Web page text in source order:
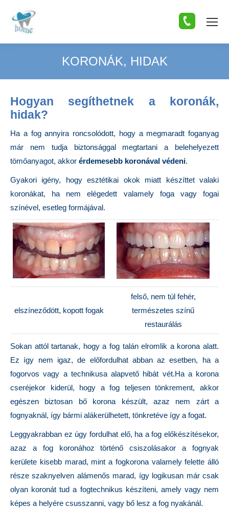
KORONÁK, HIDAK
Hogyan segíthetnek a koronák,
hidak?
Ha a fog annyira roncsolódott, hogy a megmaradt foganyag
már nem tudja biztonsággal megtartani a belehelyezett
tömőanyagot, akkor érdemesebb koronával védeni.
Gyakori igény, hogy esztétikai okok miatt készíttet valaki
koronákat, ha nem elégedett valamely foga vagy fogai
színével, esetleg formájával.
elszíneződött, kopott fogak
felső, nem túl fehér,
természetes színű
restaurálás
Sokan attól tartanak, hogy a fog talán elromlik a korona alatt.
Ez így nem igaz, de előfordulhat abban az esetben, ha a
fogorvos vagy a technikusa alapvető hibát vét.Ha a korona
cseréjekor kiderül, hogy a fog teljesen tönkrement, akkor
egészen biztosan bő korona készült, azaz nem zárt a
fognyaknál, így bármi alákerülhetett, tönkretéve így a fogat.
Leggyakrabban ez úgy fordulhat elő, ha a fog előkészítésekor,
azaz a fog koronához történő csiszolásakor a fognyak
kerülete kisebb marad, mint a fogkorona valamely felette álló
része szaknyelven alámenős marad, így logikusan már csak
olyan koronát tud a fogtechnikus készíteni, amely vagy nem
képes a helyére csusszanni, vagy bő lesz a fog nyakánál.